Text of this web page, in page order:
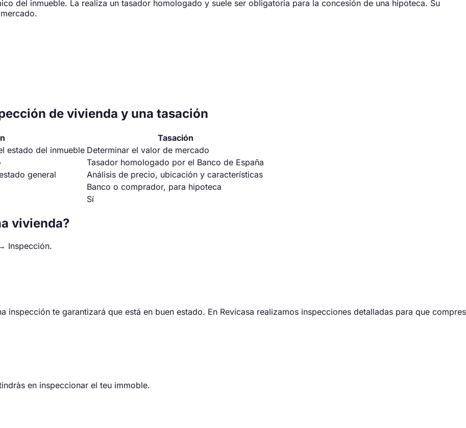
del inmueble. La realiza un tasador homologado y suele ser obligatoria para la concesión de una hipoteca. Su
de vivienda y una tasación
Tasación
estado del inmueble Determinar el valor de mercado
Tasador homologado por el Banco de España
general
Análisis de precio, ubicación y características
Banco o comprador, para hipoteca
Sí
vivienda?
Inspección.
inspección te garantizará que está en buen estado. En Revicasa realizamos inspecciones detalladas para que compres
en inspeccionar el teu immoble.